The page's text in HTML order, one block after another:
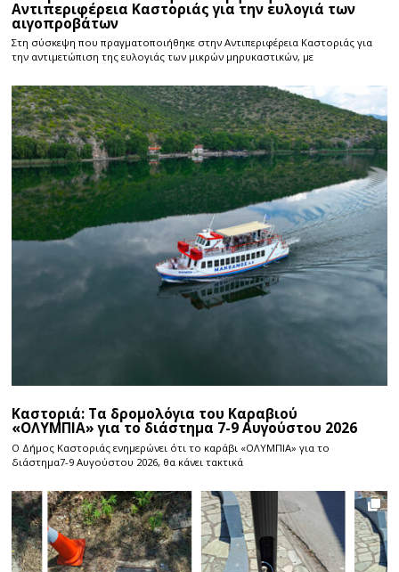
Αντιπεριφέρεια Καστοριάς για την ευλογιά των
αιγοπροβάτων
Στη σύσκεψη που πραγματοποιήθηκε στην Αντιπεριφέρεια Καστοριάς για
την αντιμετώπιση της ευλογιάς των μικρών μηρυκαστικών, με
Καστοριά: Τα δρομολόγια του Καραβιού
«ΟΛΥΜΠΙΑ» για το διάστημα 7-9 Αυγούστου 2026
Ο Δήμος Καστοριάς ενημερώνει ότι το καράβι «ΟΛΥΜΠΙΑ» για το
διάστημα7-9 Αυγούστου 2026, θα κάνει τακτικά